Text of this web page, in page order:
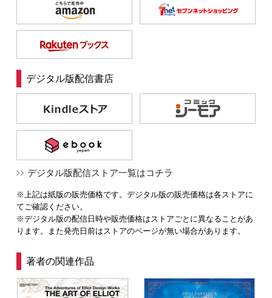
デジタル版配信書店
デジタル版配信ストア一覧はコチラ
※上記は紙版の販売価格です。デジタル版の販売価格は各ストアに
てご確認ください。
※デジタル版の配信日時や販売価格はストアごとに異なることがあ
ります。また発売日前はストアのページが無い場合があります。
著者の関連作品